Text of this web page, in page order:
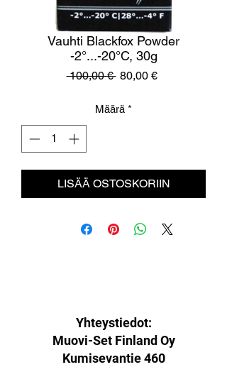
Vauhti Blackfox Powder
-2°...-20°C, 30g
100,00 € Normaali
80,00 €Alehinta
Määrä *
LISÄÄ OSTOSKORIIN
Yhteystiedot:
Muovi-Set Finland Oy
Kumisevantie 460